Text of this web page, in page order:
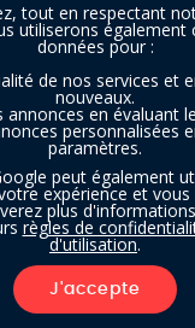
tout en respectant
utiliserons également
données pour :
de nos services et
nouveaux.
annonces en évaluant
personnalisées
paramètres.
peut également
expérience et
plus
règles de
d'utilisation.
J'accepte
trouvetonresto.be ‐
de Mettet 12 - 5640